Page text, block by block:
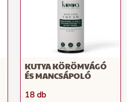
KUTYA KÖRÖMVÁGÓ
ÉS MANCSÁPOLÓ
18 db